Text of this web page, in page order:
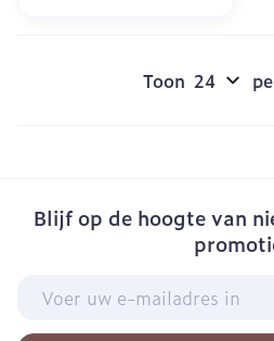
Toon
Blijf op de hoogte van